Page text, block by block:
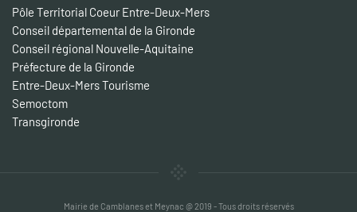
Pôle Territorial Coeur Entre-Deux-Mers
Conseil départemental de la Gironde
Conseil régional Nouvelle-Aquitaine
Préfecture de la Gironde
Entre-Deux-Mers Tourisme
Semoctom
Transgironde
Mairie de Camblanes et Meynac @ 2019 - Tous droits réservés